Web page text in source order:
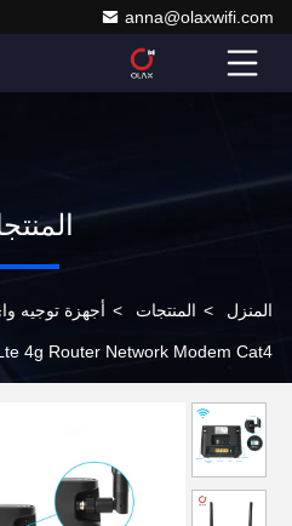
anna@olaxwifi.com
المنزل > المنتجات > أجهزة توجيه
4g Router Network Modem Cat4